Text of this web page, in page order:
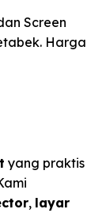
Screen
Harga
yang praktis
, layar